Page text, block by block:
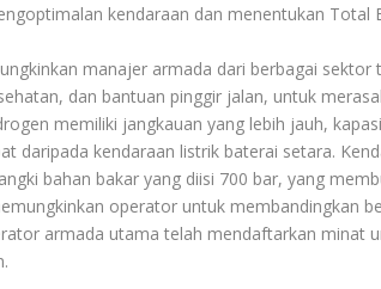
kendaraan dan menentukan Total
manajer armada dari berbagai
dan bantuan pinggir jalan, untuk
memiliki jangkauan yang lebih jauh,
daripada kendaraan listrik baterai setara.
bahan bakar yang diisi 700 bar, yang
operator untuk membandingkan
armada utama telah mendaftarkan minat